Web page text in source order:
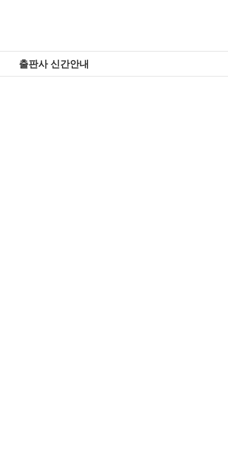
출판사 신간안내